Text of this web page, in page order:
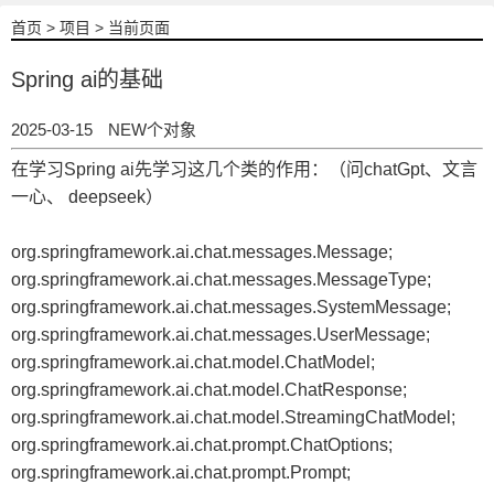
首页 > 项目 > 当前页面
Spring ai的基础
2025-03-15 NEW个对象
在学习Spring ai先学习这几个类的作用：（问chatGpt、文言
一心、 deepseek）
org.springframework.ai.chat.messages.Message;
org.springframework.ai.chat.messages.MessageType;
org.springframework.ai.chat.messages.SystemMessage;
org.springframework.ai.chat.messages.UserMessage;
org.springframework.ai.chat.model.ChatModel;
org.springframework.ai.chat.model.ChatResponse;
org.springframework.ai.chat.model.StreamingChatModel;
org.springframework.ai.chat.prompt.ChatOptions;
org.springframework.ai.chat.prompt.Prompt;